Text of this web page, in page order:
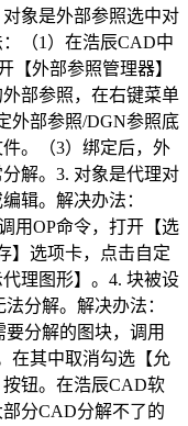
象是外部参照选中对
（1）在浩辰CAD中
【外部参照管理器】
部参照，在右键菜单
外部参照/DGN参照底
。（3）绑定后，外
解。3. 对象是代理对
辑。解决办法：
用OP命令，打开【选
】选项卡，点击自定
理图形】。4. 块被设
分解。解决办法：
分解的图块，调用
在其中取消勾选【允
钮。在浩辰CAD软
分CAD分解不了的